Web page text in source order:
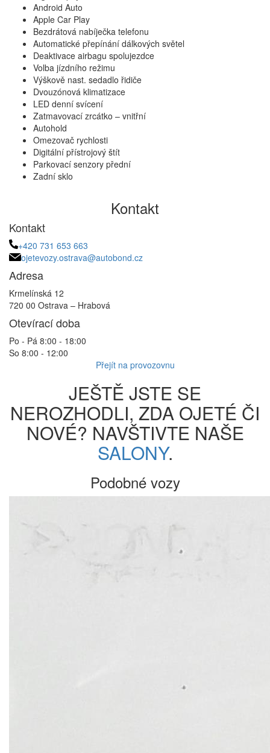
Android Auto
Apple Car Play
Bezdrátová nabíječka telefonu
Automatické přepínání dálkových světel
Deaktivace airbagu spolujezdce
Volba jízdního režimu
Výškově nast. sedadlo řidiče
Dvouzónová klimatizace
LED denní svícení
Zatmavovací zrcátko – vnitřní
Autohold
Omezovač rychlosti
Digitální přístrojový štít
Parkovací senzory přední
Zadní sklo
Kontakt
Kontakt
+420 731 653 663
ojetevozy.ostrava@autobond.cz
Adresa
Krmelínská 12
720 00 Ostrava – Hrabová
Otevírací doba
Po - Pá 8:00 - 18:00
So 8:00 - 12:00
Přejít na provozovnu
JEŠTĚ JSTE SE
NEROZHODLI, ZDA OJETÉ ČI
NOVÉ? NAVŠTIVTE NAŠE
SALONY.
Podobné vozy